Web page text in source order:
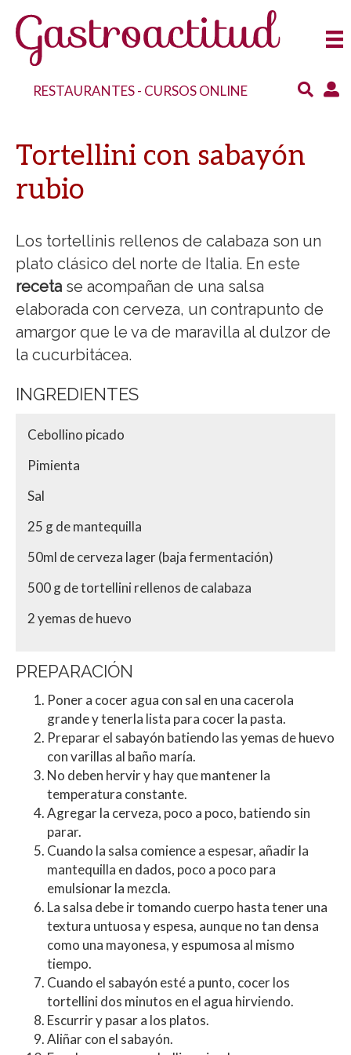
RESTAURANTES- CURSOS ONLINE
Tortellini con sabayón
rubio
Los tortellinis rellenos de calabaza son un
plato clásico del norte de Italia. En este
receta se acompañan de una salsa
elaborada con cerveza, un contrapunto de
amargor que le va de maravilla al dulzor de
la cucurbitácea.
INGREDIENTES
Cebollino picado
Pimienta
Sal
25 g de mantequilla
50ml de cerveza lager (baja fermentación)
500 g de tortellini rellenos de calabaza
2 yemas de huevo
PREPARACIÓN
Poner a cocer agua con sal en una cacerola
grande y tenerla lista para cocer la pasta.
Preparar el sabayón batiendo las yemas de huevo
con varillas al baño maría.
No deben hervir y hay que mantener la
temperatura constante.
Agregar la cerveza, poco a poco, batiendo sin
parar.
Cuando la salsa comience a espesar, añadir la
mantequilla en dados, poco a poco para
emulsionar la mezcla.
La salsa debe ir tomando cuerpo hasta tener una
textura untuosa y espesa, aunque no tan densa
como una mayonesa, y espumosa al mismo
tiempo.
Cuando el sabayón esté a punto, cocer los
tortellini dos minutos en el agua hirviendo.
Escurrir y pasar a los platos.
Aliñar con el sabayón.